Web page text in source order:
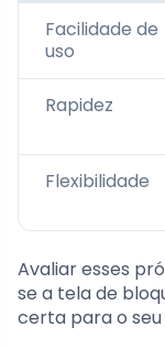
Facilidade de
uso
Rapidez
Flexibilidade
Avaliar esses
se a tela de
certa para o seu